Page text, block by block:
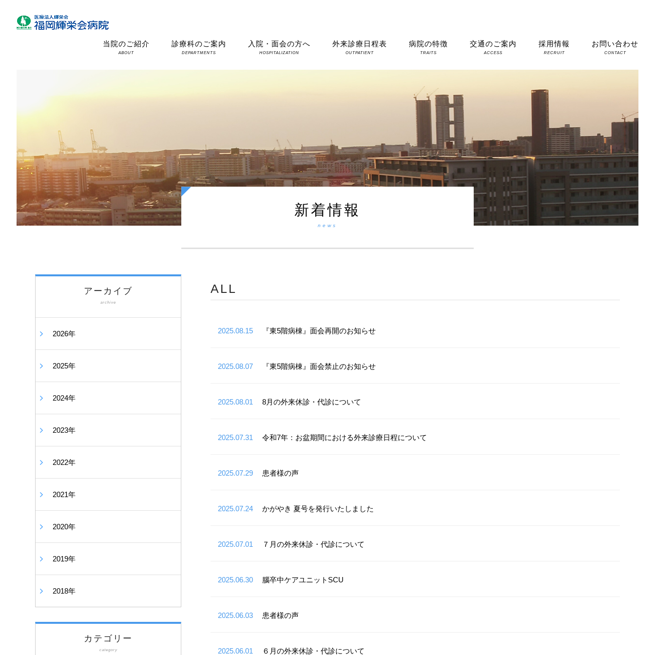
お問い合わせ
CONTACT
採用情報
RECRUIT
交通のご案内
ACCESS
病院の特徴
TRAITS
外来診療日程表
OUTPATIENT
入院・面会の方へ
HOSPITALIZATION
診療科のご案内
DEPARTMENTS
当院のご紹介
ABOUT
新着情報
news
ALL
2025.08.15 『東5階病棟』面会再開のお知らせ
2025.08.07 『東5階病棟』面会禁止のお知らせ
2025.08.01 8月の外来休診・代診について
2025.07.31 令和7年：お盆期間における外来診療日程について
2025.07.29 患者様の声
2025.07.24 かがやき 夏号を発行いたしました
2025.07.01 ７月の外来休診・代診について
2025.06.30 腦卒中ケアユニットSCU
2025.06.03 患者様の声
2025.06.01 ６月の外来休診・代診について
アーカイブ
archive
2026年
2025年
2024年
2023年
2022年
2021年
2020年
2019年
2018年
カテゴリー
category